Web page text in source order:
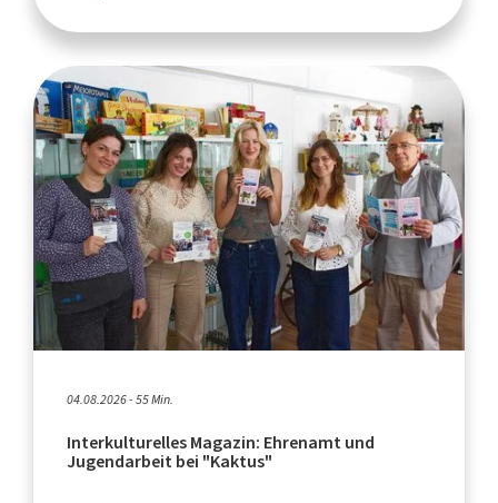
04.08.2026 - 55 Min.
Interkulturelles Magazin: Ehrenamt und
Jugendarbeit bei "Kaktus"